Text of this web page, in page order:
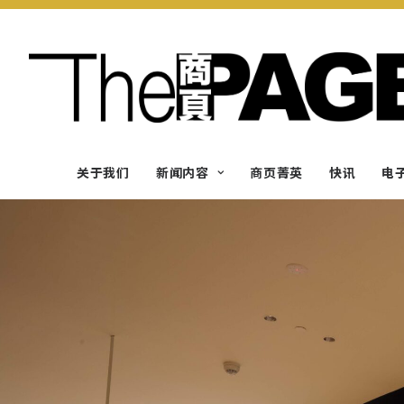
关于我们 新闻内容 商页菁英 快讯 电